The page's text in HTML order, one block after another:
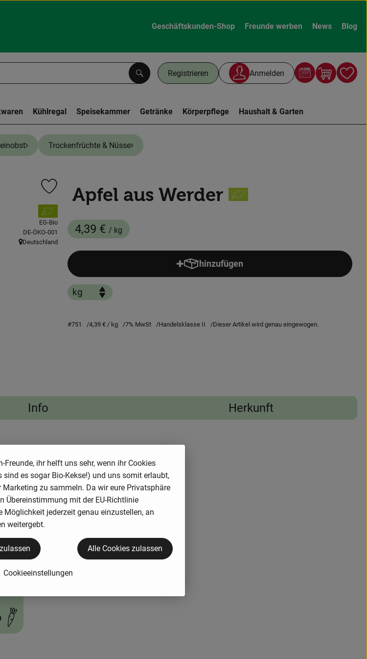
Geschäftskunden-Shop Freunde werben News Blog
Registrieren Anmelden
Suchen
Kühlregal Speisekammer Getränke Körperpflege Haushalt & Garten
Trockenfrüchte & Nüsse
Apfel aus Werder
4,39 € / kg
Produkt zu Favouriten hinzufügen
, Verband:
EG-Bio
, Kontrollstelle:
DE-ÖKO-001
, Herkunft:
Deutschland
hinzufügen
Produkt zum Warenkorb hinzufügen
#751 4,39 € / kg 7% MwSt Handelsklasse II Dieser Artikel wird genau eingewogen.
Info Herkunft
Rezept zu Favouriten hinzufügen
Freunde, ihr helft uns sehr, wenn ihr Cookies
sind es sogar Bio-Kekse!) und uns somit erlaubt,
Marketing zu sammeln. Da wir eure Privatsphäre
Übereinstimmung mit der EU-Richtlinie
Möglichkeit jederzeit genau einzustellen, an
weitergebt.
Cookieeinstellungen
Alle Cookies zulassen